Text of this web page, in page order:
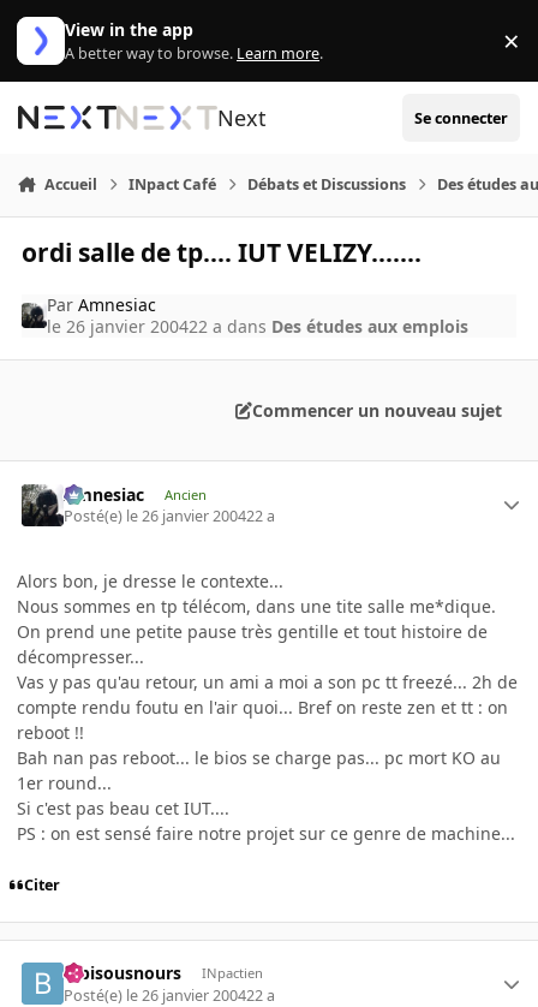
Aller au contenu
View in the app
A better way to browse. Learn more. ×
Next Se connecter
Accueil INpact Café Débats et Discussions Des études
ordi salle de tp.... IUT VELIZY.......
ParAmnesiac
le 26 janvier 200422 a dans Des études aux emplois
Commencer un nouveau sujet
Amnesiac Ancien
Posté(e) le 26 janvier 200422 a
Alors bon, je dresse le contexte...
Nous sommes en tp télécom, dans une tite salle me*dique.
On prend une petite pause très gentille et tout histoire de
décompresser...
Vas y pas qu'au retour, un ami a moi a son pc tt freezé... 2h de
compte rendu foutu en l'air quoi... Bref on reste zen et tt : on
reboot !!
Bah nan pas reboot... le bios se charge pas... pc mort KO au
1er round...
Si c'est pas beau cet IUT....
PS : on est sensé faire notre projet sur ce genre de machine...
Citer
bibisousnours INpactien
Posté(e) le 26 janvier 200422 a